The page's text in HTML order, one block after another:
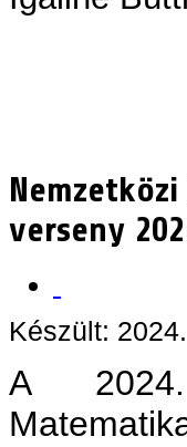
verseny
Készült:
A